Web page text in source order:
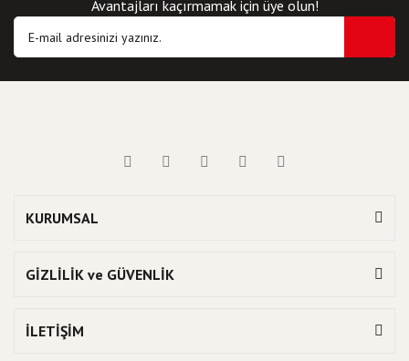
Avantajları kaçırmamak için üye olun!
KURUMSAL
GİZLİLİK ve GÜVENLİK
İLETİŞİM